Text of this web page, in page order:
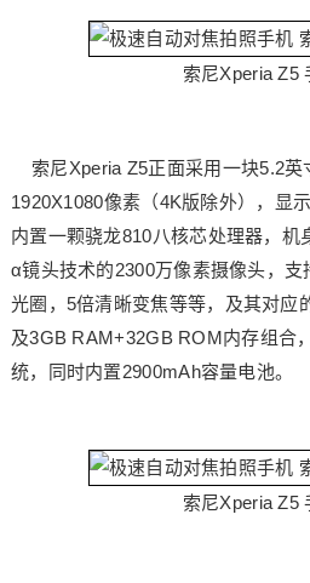
索尼Xperia Z5
索尼Xperia Z5正面采用一块5.2英
1920X1080像素（4K版除外），显
内置一颗骁龙810八核芯处理器，机
α镜头技术的2300万像素摄像头，
光圈，5倍清晰变焦等等，及其对应
及3GB RAM+32GB ROM内存组合
统，同时内置2900mAh容量电池。
索尼Xperia Z5